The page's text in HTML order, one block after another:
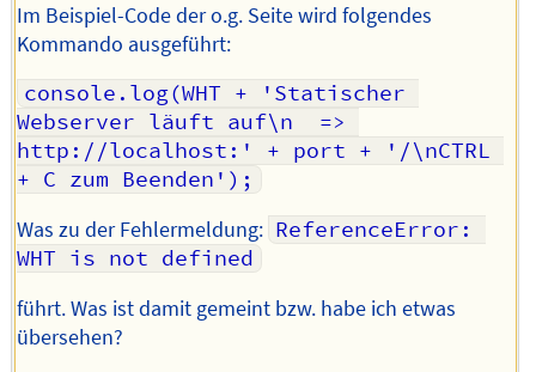
Im Beispiel-Code der o.g. Seite wird folgendes
Kommando ausgeführt:
console.log(WHT + 'Statischer
Webserver läuft auf\n  =>
http://localhost:' + port + '/\nCTRL
+ C zum Beenden');
Was zu der Fehlermeldung: ReferenceError:
WHT is not defined
führt. Was ist damit gemeint bzw. habe ich etwas
übersehen?